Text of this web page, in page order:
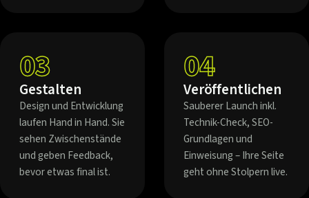
03
Gestalten
Design und Entwicklung
laufen Hand in Hand. Sie
sehen Zwischenstände
und geben Feedback,
bevor etwas final ist.
04
Veröffentlichen
Sauberer Launch inkl.
Technik-Check, SEO-
Grundlagen und
Einweisung – Ihre Seite
geht ohne Stolpern live.